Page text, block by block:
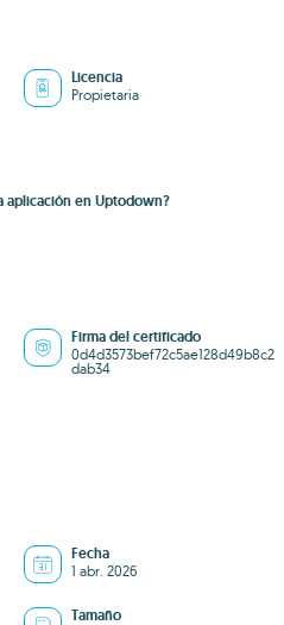
Licencia
Propietaria
aplicación en Uptodown?
Firma del certificado
0d4d3573bef72c5ae128d49b8c2
dab34
Fecha
1 abr. 2026
Tamaño